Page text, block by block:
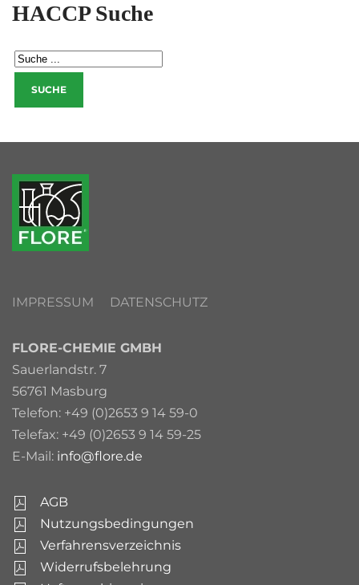
HACCP Suche
IMPRESSUM DATENSCHUTZ
FLORE-CHEMIE GMBH
Sauerlandstr. 7
56761 Masburg
Telefon: +49 (0)2653 9 14 59-0
Telefax: +49 (0)2653 9 14 59-25
E-Mail: info@flore.de
AGB
Nutzungsbedingungen
Verfahrensverzeichnis
Widerrufsbelehrung